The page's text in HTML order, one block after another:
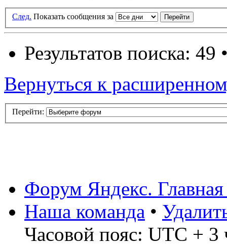
След. Показать сообщения за
Результатов поиска: 49
Вернуться к
Перейти:
Форум Яндекс.
Наша команда •
Часовой пояс: UTC + 3